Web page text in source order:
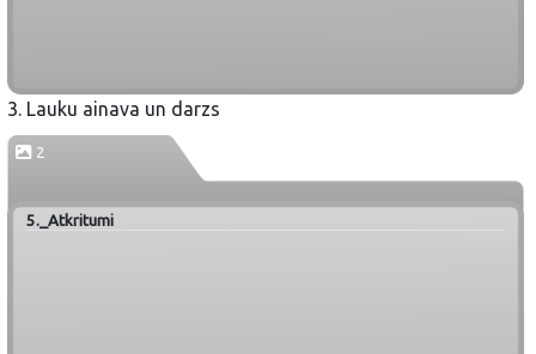
3. Lauku ainava un darzs
2
5._Atkritumi